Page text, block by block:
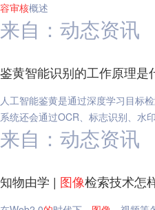
容审核概述
来自：动态资讯
鉴黄智能识别的工作原理是
人工智能鉴黄是通过深度学习目标检
系统还会通过OCR、标志识别、水
来自：动态资讯
知物由学 | 图像检索技术怎